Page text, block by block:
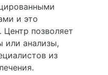
и это
позволяет
или анализы,
из